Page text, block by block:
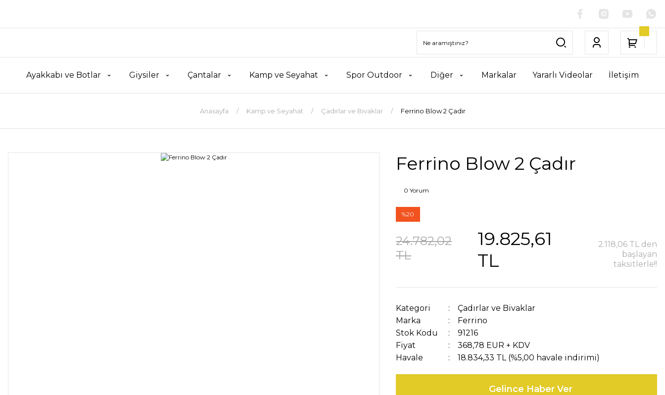
Ayakkabı ve Botlar Giysiler Çantalar Kamp ve Seyahat Spor Outdoor Diğer Markalar Yararlı Videolar İletişim
Anasayfa Kamp ve Seyahat Çadırlar ve Bivaklar Ferrino Blow 2 Çadır
Ferrino Blow 2 Çadır
0 Yorum
%20
24.782,02
TL
19.825,61
TL
2.118,06 TL den
başlayan
taksitlerle!!
Kategori
Çadırlar ve Bivaklar
Marka
Ferrino
Stok Kodu
91216
Fiyat
368,78 EUR + KDV
Havale
18.834,33 TL (%5,00 havale indirimi)
Gelince Haber Ver